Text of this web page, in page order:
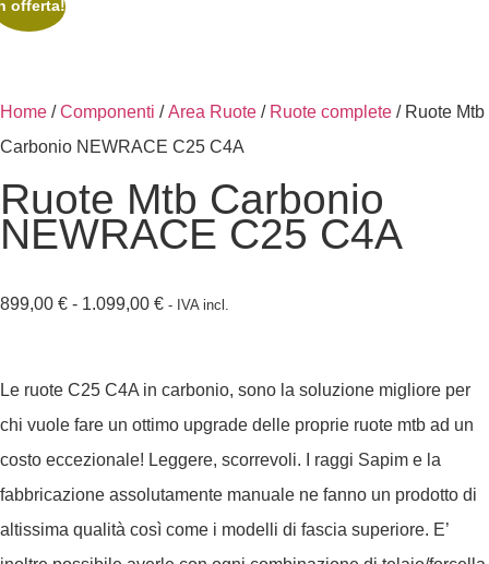
offerta!
Home /Componenti /Area Ruote / Ruote complete / Ruote Mtb
Carbonio NEWRACE C25 C4A
Ruote Mtb Carbonio
NEWRACE C25 C4A
899,00 € - 1.099,00 € - IVA incl.
Le ruote C25 C4A in carbonio, sono la soluzione migliore per
chi vuole fare un ottimo upgrade delle proprie ruote mtb ad un
costo eccezionale! Leggere, scorrevoli. I raggi Sapim e la
fabbricazione assolutamente manuale ne fanno un prodotto di
altissima qualità così come i modelli di fascia superiore. E’